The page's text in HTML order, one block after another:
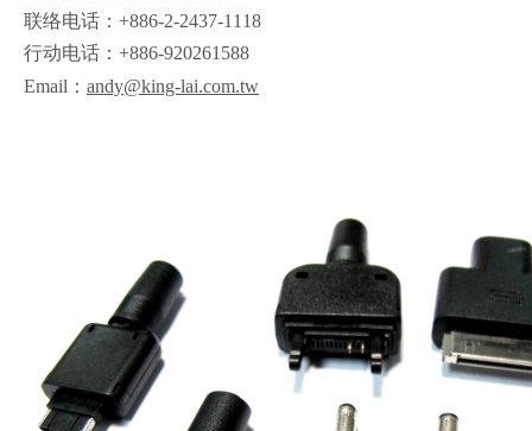
联络电话：+886-2-2437-1118
行动电话：+886-920261588
Email： andy@king-lai.com.tw